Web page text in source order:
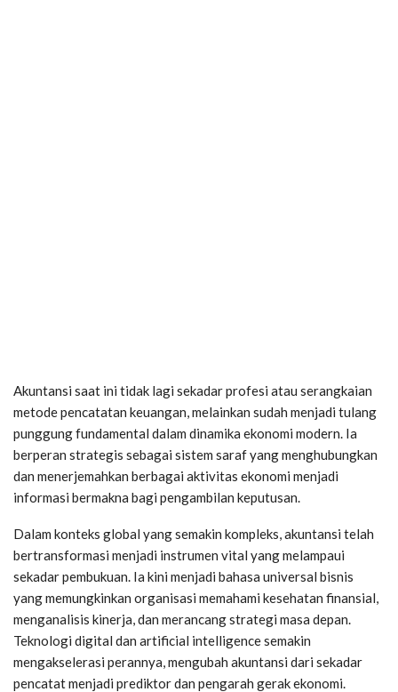
Akuntansi saat ini tidak lagi sekadar profesi atau serangkaian
metode pencatatan keuangan, melainkan sudah menjadi tulang
punggung fundamental dalam dinamika ekonomi modern. Ia
berperan strategis sebagai sistem saraf yang menghubungkan
dan menerjemahkan berbagai aktivitas ekonomi menjadi
informasi bermakna bagi pengambilan keputusan.
Dalam konteks global yang semakin kompleks, akuntansi telah
bertransformasi menjadi instrumen vital yang melampaui
sekadar pembukuan. Ia kini menjadi bahasa universal bisnis
yang memungkinkan organisasi memahami kesehatan finansial,
menganalisis kinerja, dan merancang strategi masa depan.
Teknologi digital dan artificial intelligence semakin
mengakselerasi perannya, mengubah akuntansi dari sekadar
pencatat menjadi prediktor dan pengarah gerak ekonomi.